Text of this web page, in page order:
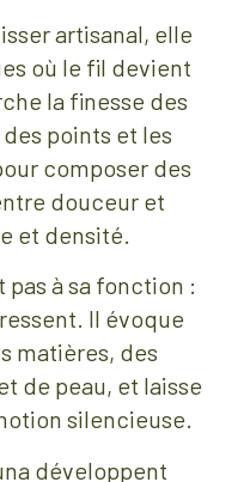
artisanal, elle
où le fil devient
la finesse des
points et les
composer des
douceur et
et densité.
à sa fonction :
Il évoque
matières, des
de peau, et laisse
silencieuse.
développent